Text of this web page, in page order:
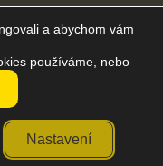
lektora. Učíte se jen
a abychom vám
používáme, nebo
Nastavení